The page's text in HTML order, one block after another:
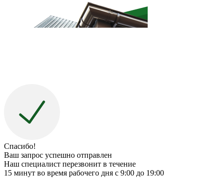
Спасибо!
Ваш запрос успешно отправлен
Наш специалист перезвонит в течение
15 минут во время рабочего дня с 9:00 до 19:00